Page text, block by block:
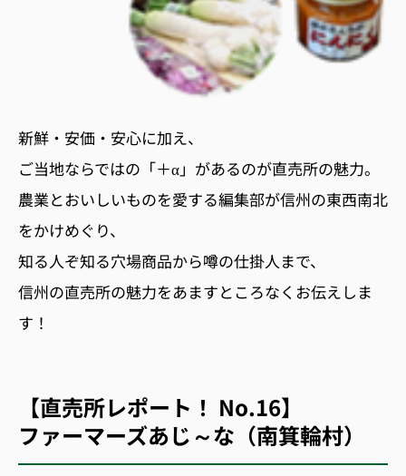
新鮮・安価・安心に加え、
ご当地ならではの「＋α」があるのが直売所の魅力。
農業とおいしいものを愛する編集部が信州の東西南北
をかけめぐり、
知る人ぞ知る穴場商品から噂の仕掛人まで、
信州の直売所の魅力をあますところなくお伝えしま
す！
【直売所レポート！ No.16】
ファーマーズあじ～な（南箕輪村）